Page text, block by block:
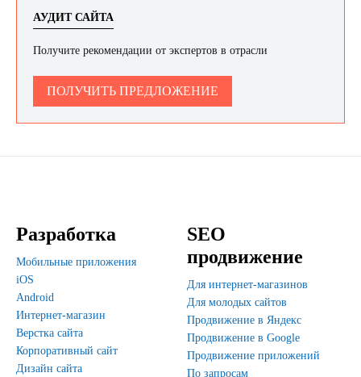
АУДИТ САЙТА
Получите рекомендации от экспертов в отрасли
ПОЛУЧИТЬ ПРЕДЛОЖЕНИЕ
Разработка
Мобильные приложения
iOS
Android
Интернет-магазин
Верстка сайта
Корпоративный сайт
Дизайн сайта
SEO
продвижение
Для интернет-магазинов
Для молодых сайтов
Продвижение в Яндекс
Продвижение в Google
Продвижение приложений
По запросам